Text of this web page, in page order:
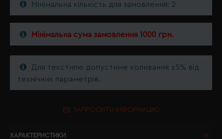
Мінімальна кількість для замовлення: 2
Мінімальна сума замовлення 1000 грн.
Для текстилю допустиме коливання ±5% від
технічних параметрів.
ЗАПРОСИТИ ІНФОРМАЦІЮ
ХАРАКТЕРИСТИКИ